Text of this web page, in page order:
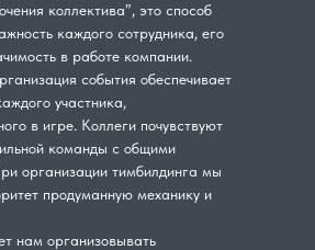
коллектива”, это способ
каждого сотрудника, его
в работе компании.
события обеспечивает
участника,
в игре. Коллеги почувствуют
команды с общими
организации тимбилдинга мы
продуманную механику и
нам организовывать